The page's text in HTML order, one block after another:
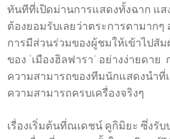
ทันทีที่เปิดม่านการแสดงทั้งฉาก แส
ต้องยอมรับเลยว่าตระการตามากๆ
การมีส่วนร่วมของผู้ชมให้เข้าไปสั
ของ “เมืองฮิลฟารา” อย่างง่ายดา
ความสามารถของทีมนักแสดงนำที่
ความสามารถครบเครื่องจริงๆ
เรื่องเริ่มต้นที่ณเดชน์ คูกิมิยะ ซึ่งรับ